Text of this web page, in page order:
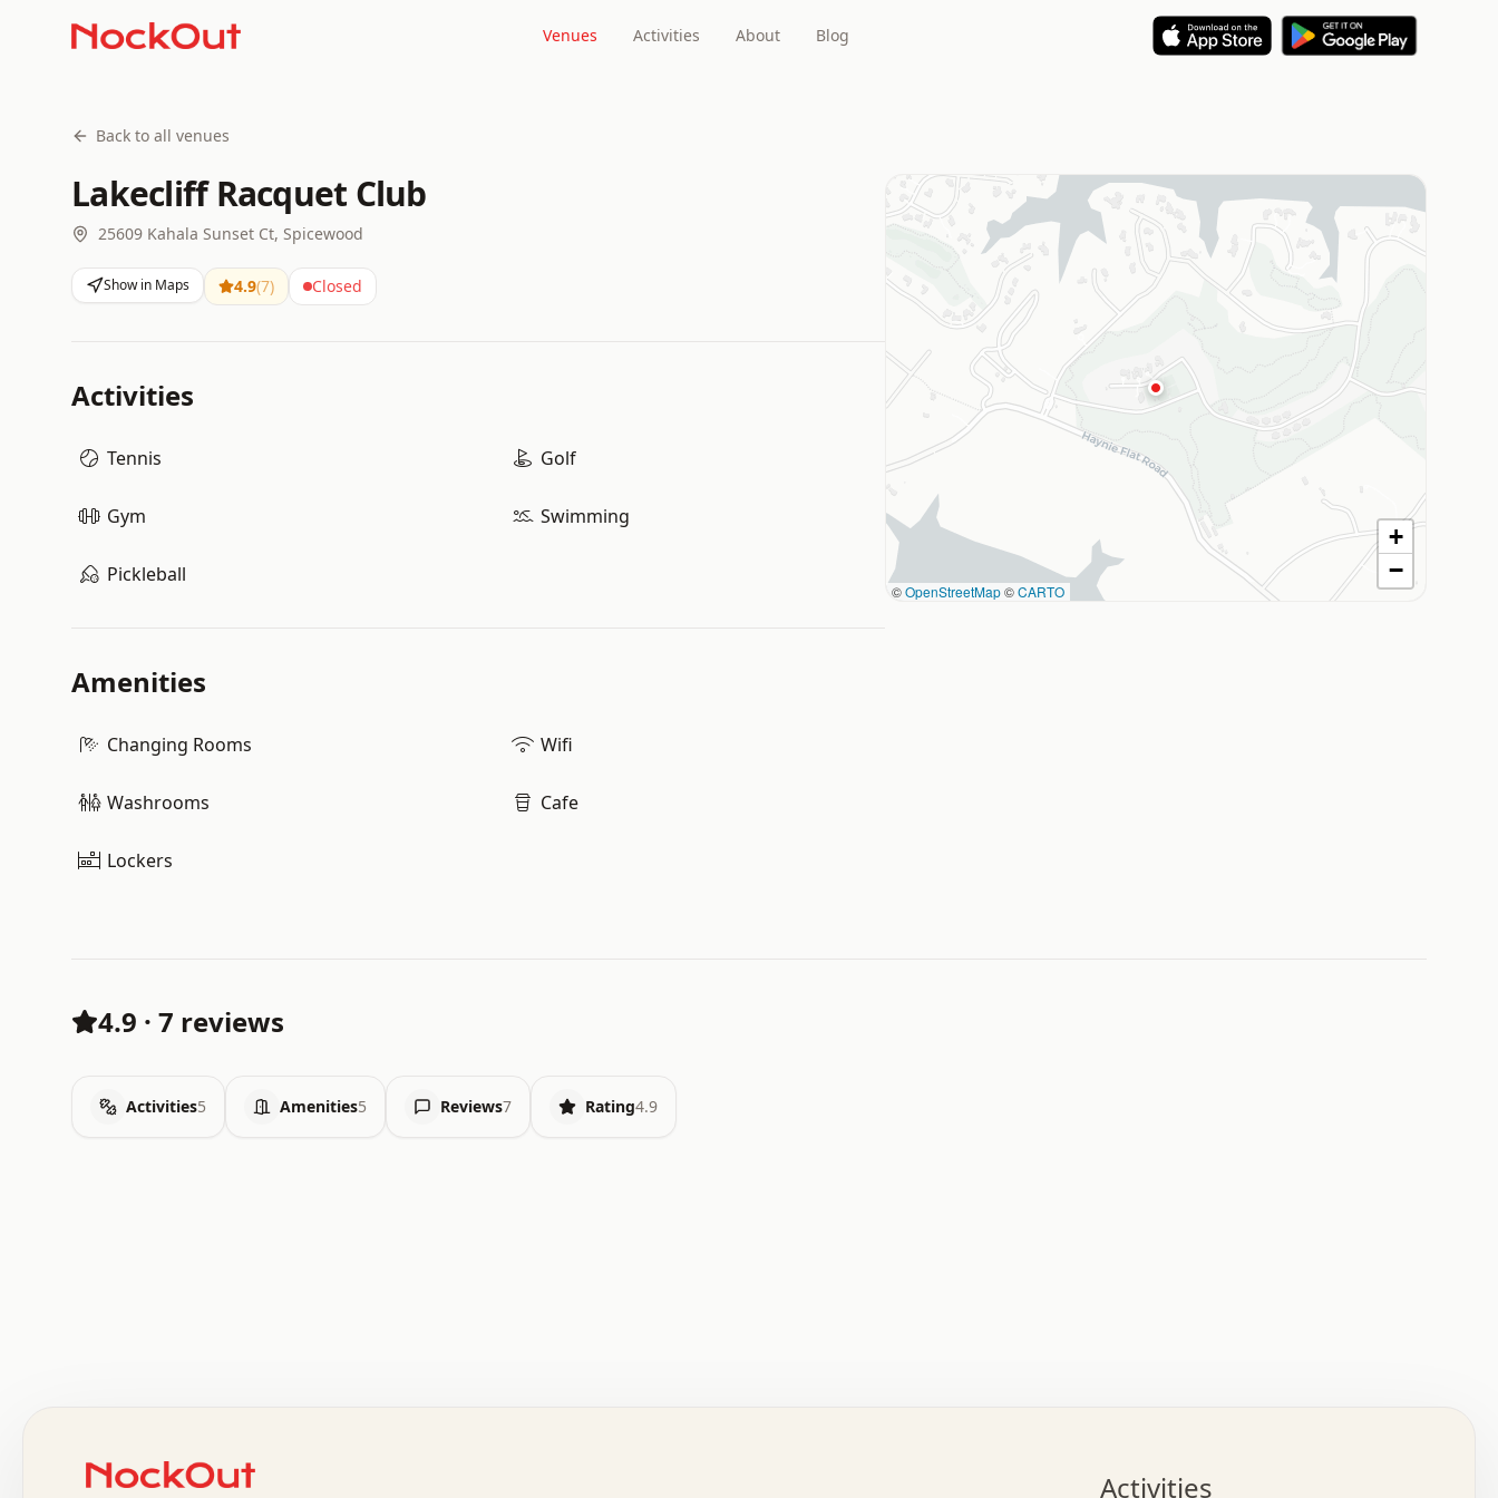
Venues Activities About Blog
Back to all venues
Lakecliff Racquet Club
25609 Kahala Sunset Ct, Spicewood
Show in Maps 4.9(7) Closed
Activities
Tennis Golf
Gym Swimming
Pickleball
Amenities
Changing Rooms Wifi
Washrooms Cafe
Lockers
©OpenStreetMap©CARTO
+
−
4.9 · 7 reviews
Activities5 Amenities5 Reviews7 Rating4.9
.   +   .   .   o   .   .   .   .   .   .   :   .   .   .   x   .   .   .   .   .   .   +   .   .   o   .   .   .   .   .   .   .   .   .   .   x   .   .   .   .
Activities